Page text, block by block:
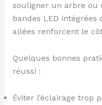
souligner un arbre ou
bandes LED intégrées
allées renforcent le
Quelques bonnes
réussi :
Éviter l’éclairage trop